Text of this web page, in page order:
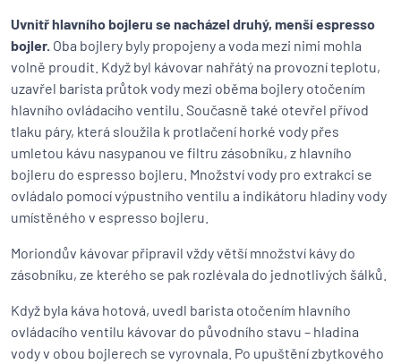
Uvnitř hlavního bojleru se nacházel druhý, menší espresso
bojler. Oba bojlery byly propojeny a voda mezi nimi mohla
volně proudit. Když byl kávovar nahřátý na provozní teplotu,
uzavřel barista průtok vody mezi oběma bojlery otočením
hlavního ovládacího ventilu. Současně také otevřel přívod
tlaku páry, která sloužila k protlačení horké vody přes
umletou kávu nasypanou ve filtru zásobníku, z hlavního
bojleru do espresso bojleru. Množství vody pro extrakci se
ovládalo pomocí výpustního ventilu a indikátoru hladiny vody
umístěného v espresso bojleru.
Moriondův kávovar připravil vždy větší množství kávy do
zásobníku, ze kterého se pak rozlévala do jednotlivých šálků.
Když byla káva hotová, uvedl barista otočením hlavního
ovládacího ventilu kávovar do původního stavu – hladina
vody v obou bojlerech se vyrovnala. Po upuštění zbytkového